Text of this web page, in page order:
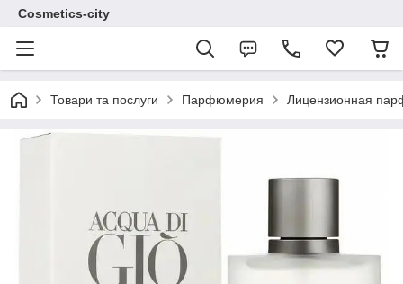
Cosmetics-city
Товари та послуги Парфюмерия Лицензионная